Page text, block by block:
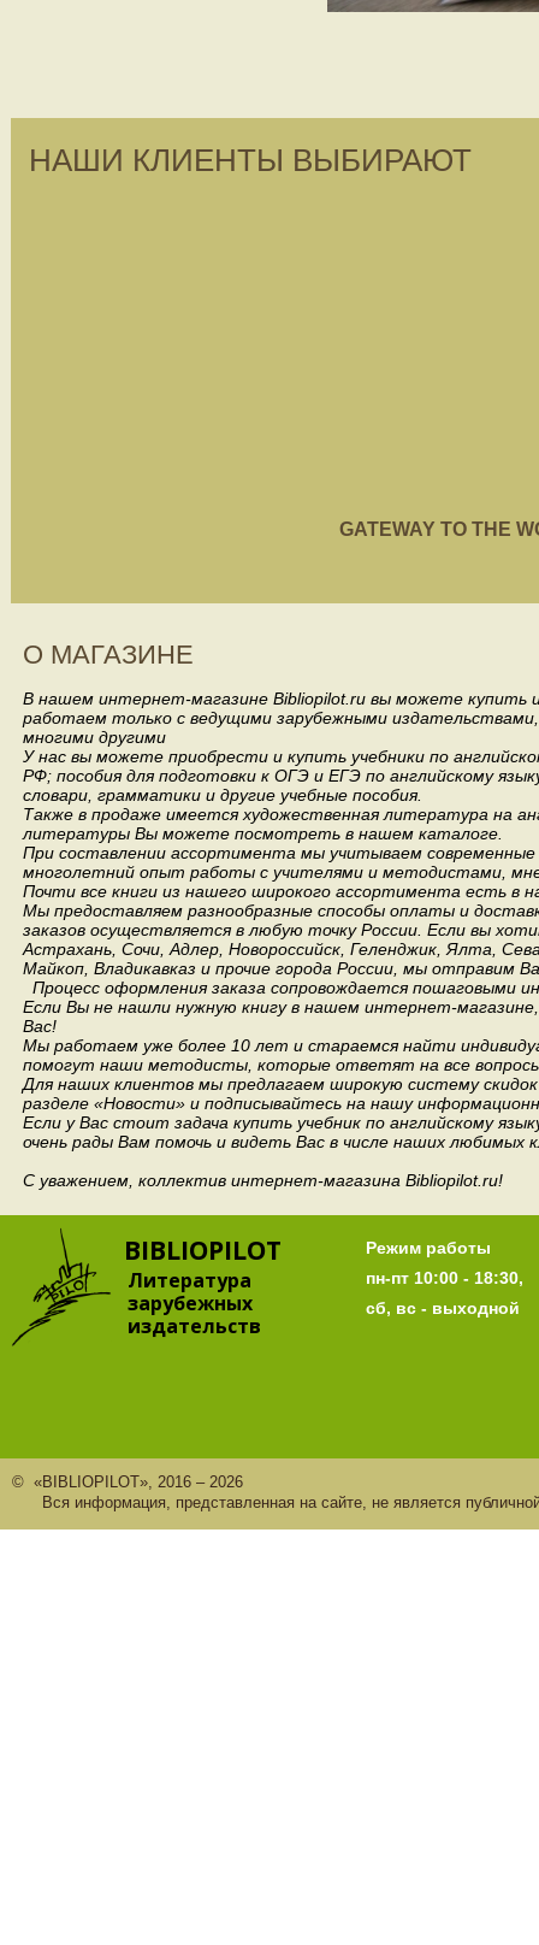
НАШИ КЛИЕНТЫ ВЫБИРАЮТ
GATEWAY TO THE
О МАГАЗИНЕ
В нашем интернет-магазине Bibliopilot.ru вы можете купить
работаем только с ведущими зарубежными издательствами,
многими другими
У нас вы можете приобрести и купить учебники по
РФ; пособия для подготовки к ОГЭ и ЕГЭ по английскому
словари, грамматики и другие учебные пособия.
Также в продаже имеется художественная литература на
литературы Вы можете посмотреть в нашем каталоге.
При составлении ассортимента мы учитываем
многолетний опыт работы с учителями и методистами,
Почти все книги из нашего широкого ассортимента есть в
Мы предоставляем разнообразные способы оплаты и
заказов осуществляется в любую точку России. Если вы
Астрахань, Сочи, Адлер, Новороссийск, Геленджик, Ялта,
Майкоп, Владикавказ и прочие города России, мы отправим
Процесс оформления заказа сопровождается пошаговыми
Если Вы не нашли нужную книгу в нашем интернет-
Вас!
Мы работаем уже более 10 лет и стараемся найти
помогут наши методисты, которые ответят на все
Для наших клиентов мы предлагаем широкую систему
разделе «Новости» и подписывайтесь на нашу
Если у Вас стоит задача купить учебник по английскому
очень рады Вам помочь и видеть Вас в числе наших любимых
С уважением, коллектив интернет-магазина Bibliopilot.ru!
BIBLIOPILOT
Литература
зарубежных
издательств
Режим работы
пн-пт 10:00 - 18:30,
сб, вс - выходной
© «BIBLIOPILOT», 2016 – 2026
Вся информация, представленная на сайте, не является